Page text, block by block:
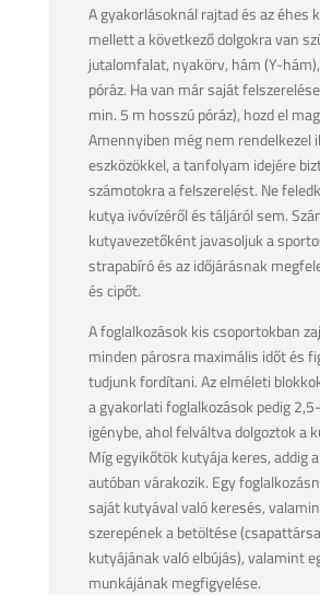
A gyakorlásoknál rajtad és az éhes
mellett a következő dolgokra van
jutalomfalat, nyakörv, hám (Y-
póráz. Ha van már saját
min. 5 m hosszú póráz), hozd el
Amennyiben még nem rendelkezel
eszközökkel, a tanfolyam idejére
számotokra a felszerelést. Ne
kutya ivóvízéről és táljáról sem.
kutyavezetőként javasoljuk a
strapabíró és az időjárásnak
és cipőt.
A foglalkozások kis csoportokban
minden párosra maximális időt és
tudjunk fordítani. Az elméleti
a gyakorlati foglalkozások pedig
igénybe, ahol felváltva dolgoztok a
Míg egyikőtök kutyája keres, addig
autóban várakozik. Egy
saját kutyával való keresés,
szerepének a betöltése
kutyájának való elbújás), valamint
munkájának megfigyelése.